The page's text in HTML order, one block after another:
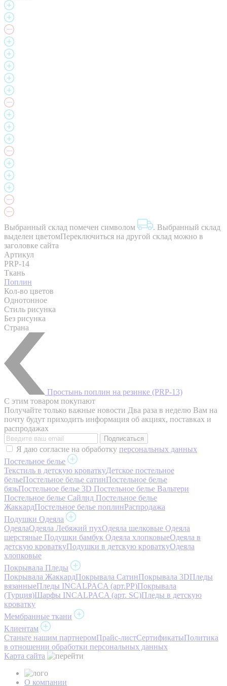
Выбранный склад помечен символом . Выбранный склад
выделен цветомПереключиться на другой склад можно в
заголовке сайта
Артикул
PRP-14
Ткань
Поплин
Кол-во цветов
Однотонное
Стиль рисунка
Без рисунка
Страна
Простынь поплин на резинке (PRP-13)
С этим товаром покупают
Получайте только важные новости Два раза в неделю Вам на
почту будут приходить информация об акциях, поставках и
распродажах
Я даю согласие на обработку персональных данных
Постельное белье
Текстиль в детскую кроваткуДетское постельное
бельеПостельное белье сатинПостельное белье
бязьПостельное белье 3D Постельное белье Вальтери
Постельное белье Сайлид Постельное белье
ЖаккардПостельное белье поплинРаспродажа
Подушки Одеяла
ОдеялаОдеяла Лебяжий пухОдеяла шелковые Одеяла
шерстяные Подушки бамбук Одеяла хлопковыеОдеяла в
детскую кроваткуПодушки в детскую кроваткуОдеяла
хлопковые
Покрывала Пледы
Покрывала ЖаккардПокрывала СатинПокрывала 3DПледы
вязанныеПледы INCALPACA (арт.PP)Покрывала
(Турция)Шарфы INCALPACA (арт. SC)Пледы в детскую
кроватку
Мембранные ткани
Клиентам
Станьте нашим партнеромПрайс-листСертификатыПолитика
в отношении обработки персональных данных
Карта сайта
О компании